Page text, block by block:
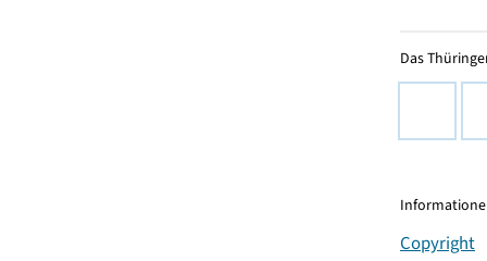
Das
Copyright